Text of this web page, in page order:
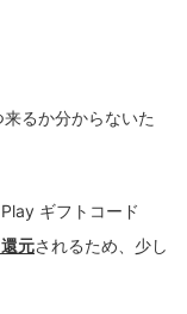
るか分からないた
ギフトコード
元されるため、少し